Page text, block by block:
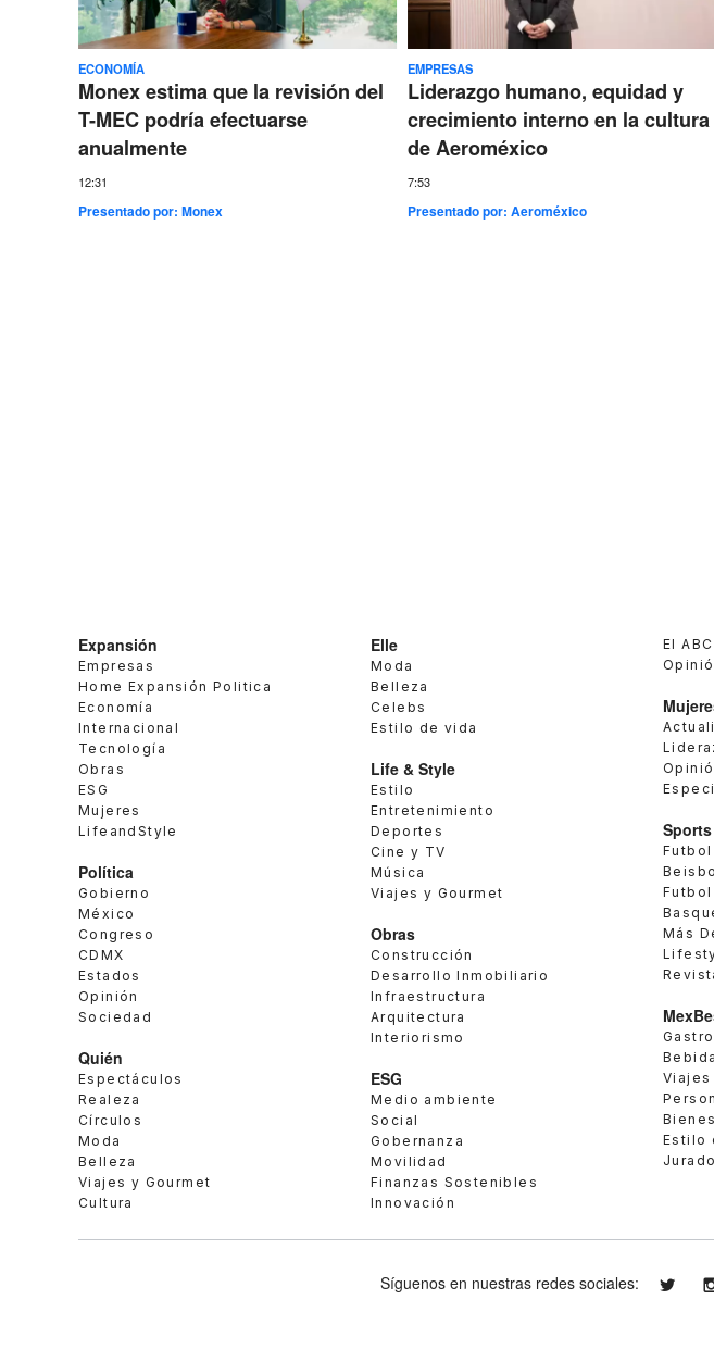
ECONOMÍA
Monex estima que la revisión del
T-MEC podría efectuarse
anualmente
12:31
Presentado por:Monex
EMPRESAS
Liderazgo humano, equidad y
crecimiento interno en la cultura
de Aeroméxico
7:53
Presentado por: Aeroméxico
Expansión
Empresas
Home Expansión Politica
Economía
Internacional
Tecnología
Obras
ESG
Mujeres
LifeandStyle
Política
Gobierno
México
Congreso
CDMX
Estados
Opinión
Sociedad
Quién
Espectáculos
Realeza
Círculos
Moda
Belleza
Viajes y Gourmet
Cultura
Elle
Moda
Belleza
Celebs
Estilo de vida
Life & Style
Estilo
Entretenimiento
Deportes
Cine y TV
Música
Viajes y Gourmet
Obras
Construcción
Desarrollo Inmobiliario
Infraestructura
Arquitectura
Interiorismo
ESG
Medio ambiente
Social
Gobernanza
Movilidad
Finanzas Sostenibles
Innovación
El
Futbol
Futbol
Más
Estilo
Jurado
Síguenos en nuestras redes sociales: